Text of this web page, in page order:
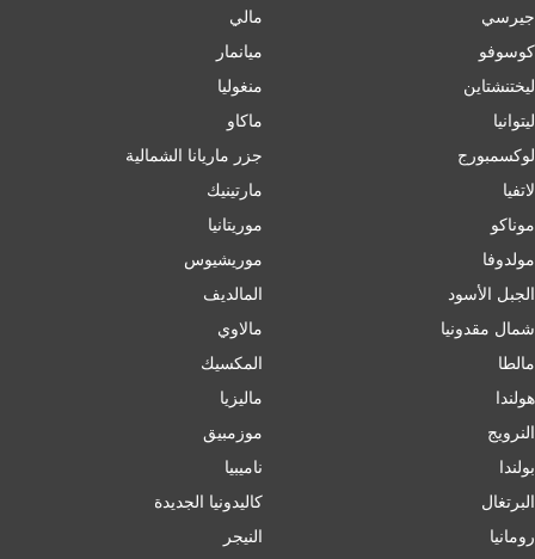
جيرسي
كوسوفو
ليختنشتاين
ليتوانيا
لوكسمبورج
لاتفيا
موناكو
مولدوفا
الجبل الأسود
شمال مقدونيا
مالطا
هولندا
النرويج
بولندا
البرتغال
رومانيا
مالي
ميانمار
منغوليا
ماكاو
جزر ماريانا الشمالية
مارتينيك
موريتانيا
موريشيوس
المالديف
مالاوي
المكسيك
ماليزيا
موزمبيق
ناميبيا
كاليدونيا الجديدة
النيجر